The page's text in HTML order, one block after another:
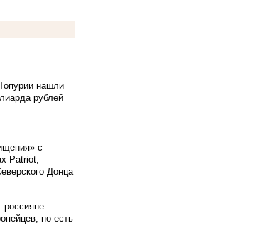
нашли
рублей
с
Patriot,
Донца
россияне
но есть